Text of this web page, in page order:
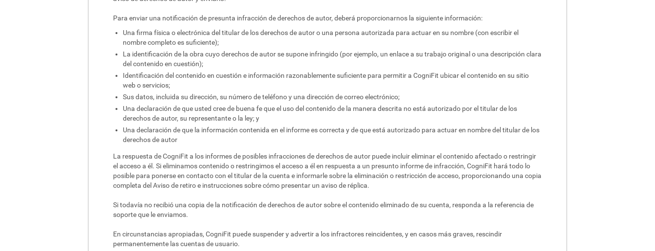
Para enviar una notificación de presunta infracción de derechos de autor, deberá proporcionarnos la siguiente información:
Una firma física o electrónica del titular de los derechos de autor o una persona autorizada para actuar en su nombre (con escribir el
nombre completo es suficiente);
La identificación de la obra cuyo derechos de autor se supone infringido (por ejemplo, un enlace a su trabajo original o una descripción clara
del contenido en cuestión);
Identificación del contenido en cuestión e información razonablemente suficiente para permitir a CogniFit ubicar el contenido en su sitio
web o servicios;
Sus datos, incluida su dirección, su número de teléfono y una dirección de correo electrónico;
Una declaración de que usted cree de buena fe que el uso del contenido de la manera descrita no está autorizado por el titular de los
derechos de autor, su representante o la ley; y
Una declaración de que la información contenida en el informe es correcta y de que está autorizado para actuar en nombre del titular de los
derechos de autor
La respuesta de CogniFit a los informes de posibles infracciones de derechos de autor puede incluir eliminar el contenido afectado o restringir
el acceso a él. Si eliminamos contenido o restringimos el acceso a él en respuesta a un presunto informe de infracción, CogniFit hará todo lo
posible para ponerse en contacto con el titular de la cuenta e informarle sobre la eliminación o restricción de acceso, proporcionando una copia
completa del Aviso de retiro e instrucciones sobre cómo presentar un aviso de réplica.
Si todavía no recibió una copia de la notificación de derechos de autor sobre el contenido eliminado de su cuenta, responda a la referencia de
soporte que le enviamos.
En circunstancias apropiadas, CogniFit puede suspender y advertir a los infractores reincidentes, y en casos más graves, rescindir
permanentemente las cuentas de usuario.